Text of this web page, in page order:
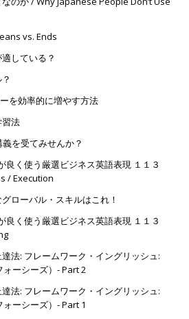
vs. Ends
している？
を効率的に増やす方法
法
を受てみせんか？
良く使う厳選ビジネス英語表現 １１３
/ Execution
ローバル・スキルはこれ！
良く使う厳選ビジネス英語表現 １１３
法: フレームワーク・イングリッシュ:
ーシーズ）- Part 2
法: フレームワーク・イングリッシュ:
ーシーズ）- Part 1